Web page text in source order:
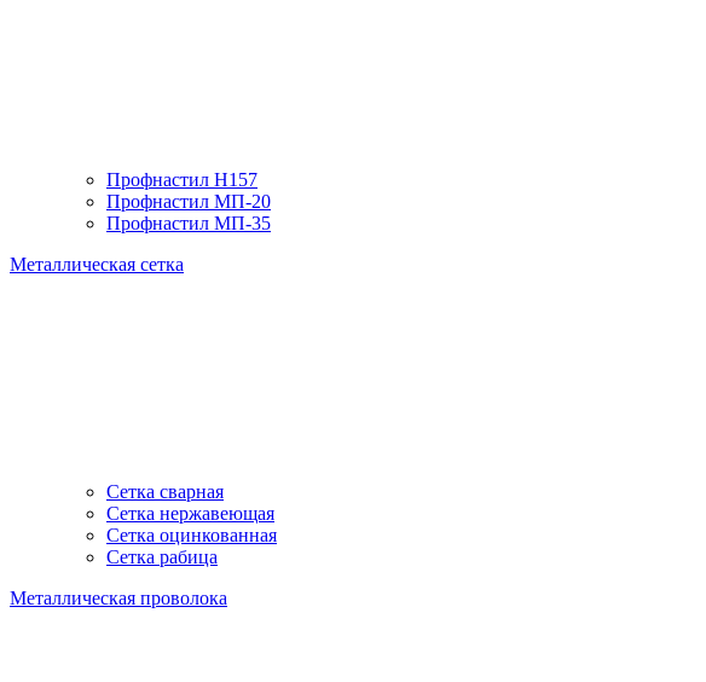
Профнастил H157
Профнастил МП-20
Профнастил МП-35
Металлическая сетка
Сетка сварная
Сетка нержавеющая
Сетка оцинкованная
Сетка рабица
Металлическая проволока